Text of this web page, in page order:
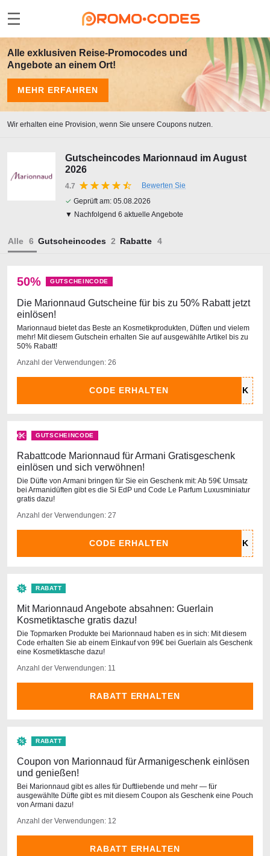
Alle exklusiven Reise-Promocodes und
Angebote an einem Ort!
MEHR ERFAHREN
Wir erhalten eine Provision, wenn Sie unsere Coupons nutzen.
Gutscheincodes Marionnaud im August
2026
4.7
Bewerten Sie
✓ Geprüft am: 05.08.2026
▼ Nachfolgend 6 aktuelle Angebote
Alle Gutscheincodes Rabatte
50% GUTSCHEINCODE
Die Marionnaud Gutscheine für bis zu 50% Rabatt jetzt
einlösen!
Marionnaud bietet das Beste an Kosmetikprodukten, Düften und vielem
mehr! Mit diesem Gutschein erhalten Sie auf ausgewählte Artikel bis zu
50% Rabatt!
Anzahl der Verwendungen: 26
CODE ERHALTEN
GUTSCHEINCODE
Rabattcode Marionnaud für Armani Gratisgeschenk
einlösen und sich verwöhnen!
Die Düfte von Armani bringen für Sie ein Geschenk mit: Ab 59€ Umsatz
bei Armanidüften gibt es die Si EdP und Code Le Parfum Luxusminiatur
gratis dazu!
Anzahl der Verwendungen: 27
CODE ERHALTEN
RABATT
Mit Marionnaud Angebote absahnen: Guerlain
Kosmetiktasche gratis dazu!
Die Topmarken Produkte bei Marionnaud haben es in sich: Mit diesem
Code erhalten Sie ab einem Einkauf von 99€ bei Guerlain als Geschenk
eine Kosmetiktasche dazu!
Anzahl der Verwendungen: 11
RABATT ERHALTEN
RABATT
Coupon von Marionnaud für Armanigeschenk einlösen
und genießen!
Bei Marionnaud gibt es alles für Duftliebende und mehr — für
ausgewählte Düfte gibt es mit diesem Coupon als Geschenk eine Pouch
von Armani dazu!
Anzahl der Verwendungen: 12
RABATT ERHALTEN